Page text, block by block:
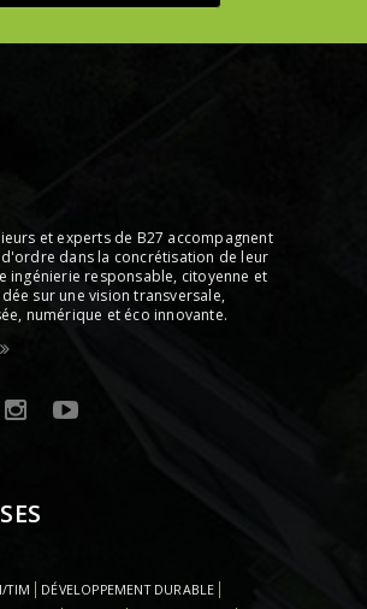
et experts de B27 accompagnent
dans la concrétisation de leur
ingénierie responsable, citoyenne et
sur une vision transversale,
numérique et éco innovante.
TIM
DÉVELOPPEMENT DURABLE